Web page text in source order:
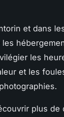
et dans
les
et les
plus